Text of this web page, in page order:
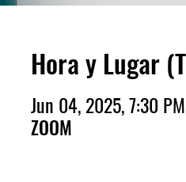
Hora y Lugar
Jun 04, 2025, 7:30
ZOOM